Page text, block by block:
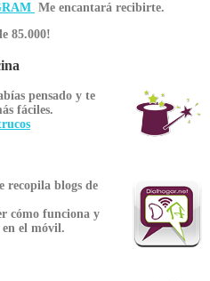
Me encantará recibirte.
85.000!
pensado y te
fáciles.
recopila blogs de
cómo funciona y
el móvil.